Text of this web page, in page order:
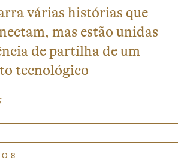
várias histórias que
mas estão unidas
de partilha de um
tecnológico